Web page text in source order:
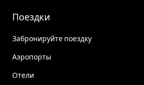
Поездки
Забронируйте поездку
Аэропорты
Отели